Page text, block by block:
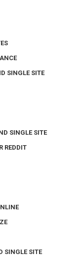
SINGLE SITE
SINGLE SITE
REDDIT
SINGLE SITE